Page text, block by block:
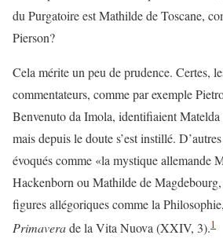
du Purgatoire est Mathilde de Toscane,
Pierson?
Cela mérite un peu de prudence. Certes,
commentateurs, comme par exemple
Benvenuto da Imola, identifiaient
mais depuis le doute s’est instillé.
évoqués comme «la mystique allemande
Hackenborn ou Mathilde de
figures allégoriques comme la
Primaverade la Vita Nuova (XXIV, 3).1